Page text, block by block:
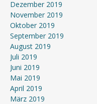
Dezember 2019
November 2019
Oktober 2019
September 2019
August 2019
Juli 2019
Juni 2019
Mai 2019
April 2019
März 2019